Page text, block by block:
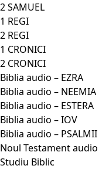
2 SAMUEL
1 REGI
2 REGI
1 CRONICI
2 CRONICI
Biblia audio – EZRA
Biblia audio – NEEMIA
Biblia audio – ESTERA
Biblia audio – IOV
Biblia audio – PSALMII
Noul Testament audio
Studiu Biblic